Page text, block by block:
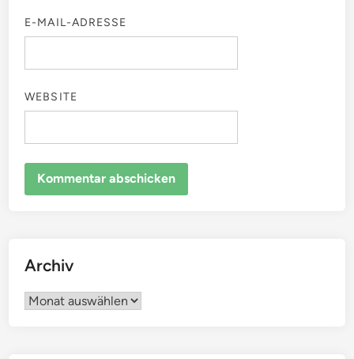
E-MAIL-ADRESSE
WEBSITE
Archiv
Archiv